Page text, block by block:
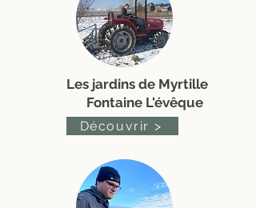
Les jardins de Myrtille
Fontaine L'évêque
Découvrir >